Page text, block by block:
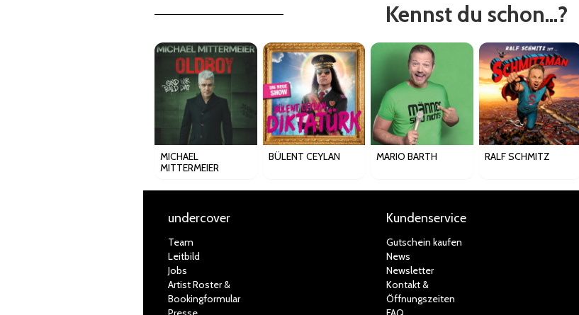
Kennst du schon...?
MICHAEL
MITTERMEIER
BÜLENT CEYLAN MARIO BARTH RALF SCHMITZ
undercover
Team
Leitbild
Jobs
Artist Roster &
Bookingformular
Kundenservice
Gutschein kaufen
News
Newsletter
Kontakt &
Öffnungszeiten